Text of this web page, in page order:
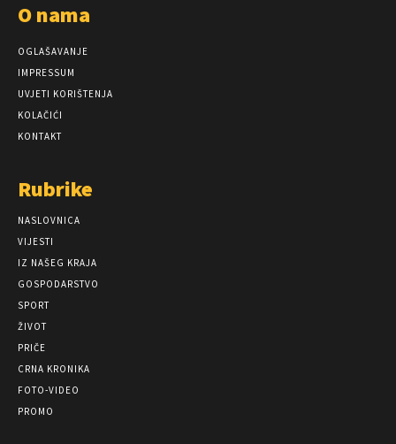
O nama
OGLAŠAVANJE
IMPRESSUM
UVJETI KORIŠTENJA
KOLAČIĆI
KONTAKT
Rubrike
NASLOVNICA
VIJESTI
IZ NAŠEG KRAJA
GOSPODARSTVO
SPORT
ŽIVOT
PRIČE
CRNA KRONIKA
FOTO-VIDEO
PROMO